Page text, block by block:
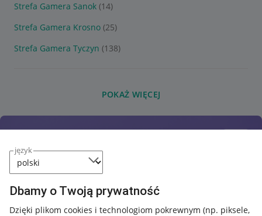
język
Dbamy o Twoją prywatność
Dzięki plikom cookies i technologiom pokrewnym (np. piksele,
Strefa Gamera Sanok (14)
Strefa Gamera Krosno (25)
Strefa Gamera Tyczyn (138)
POKAŻ WIĘCEJ